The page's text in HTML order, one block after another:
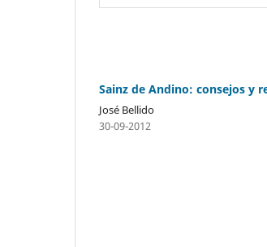
Sainz de Andino: consejos y
José Bellido
30-09-2012